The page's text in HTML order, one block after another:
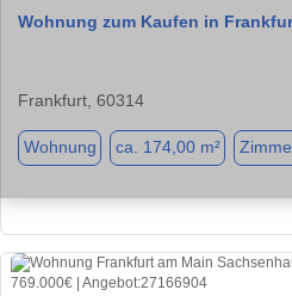
Wohnung zum Kaufen in
Frankfurt, 60314
Wohnung ca. 174,00 m²